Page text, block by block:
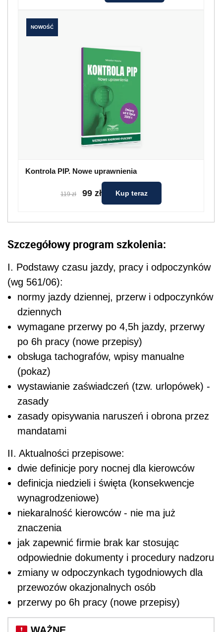
NOWOŚĆ
Kontrola PIP. Nowe uprawnienia
119 zł 99 zł Kup teraz
Szczegółowy program szkolenia:
I. Podstawy czasu jazdy, pracy i odpoczynków
(wg 561/06):
normy jazdy dziennej, przerw i odpoczynków
dziennych
wymagane przerwy po 4,5h jazdy, przerwy
po 6h pracy (nowe przepisy)
obsługa tachografów, wpisy manualne
(pokaz)
wystawianie zaświadczeń (tzw. urlopówek) -
zasady
zasady opisywania naruszeń i obrona przez
mandatami
II. Aktualności przepisowe:
dwie definicje pory nocnej dla kierowców
definicja niedzieli i święta (konsekwencje
wynagrodzeniowe)
niekaralność kierowców - nie ma już
znaczenia
jak zapewnić firmie brak kar stosując
odpowiednie dokumenty i procedury nadzoru
zmiany w odpoczynkach tygodniowych dla
przewozów okazjonalnych osób
przerwy po 6h pracy (nowe przepisy)